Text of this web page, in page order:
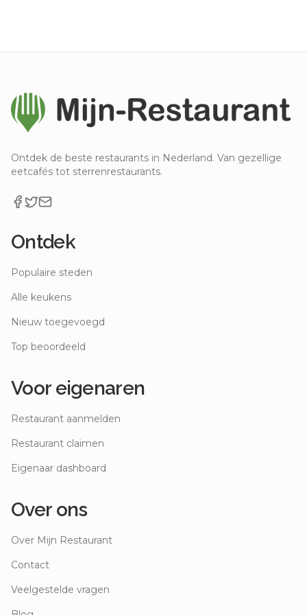
Ontdek de beste restaurants in Nederland. Van gezellige
eetcafés tot sterrenrestaurants.
Ontdek
Populaire steden
Alle keukens
Nieuw toegevoegd
Top beoordeeld
Voor eigenaren
Restaurant aanmelden
Restaurant claimen
Eigenaar dashboard
Over ons
Over Mijn Restaurant
Contact
Veelgestelde vragen